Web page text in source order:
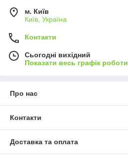
м. Київ
Київ, Україна
Контакти
Сьогодні вихідний
Показати весь графік роботи
Про нас
Контакти
Доставка та оплата